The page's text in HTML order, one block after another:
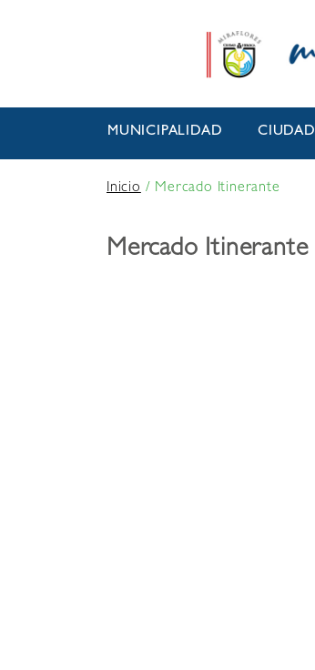
MUNICIPALIDAD CIUDAD
Inicio/ Mercado Itinerante
Mercado Itinerante